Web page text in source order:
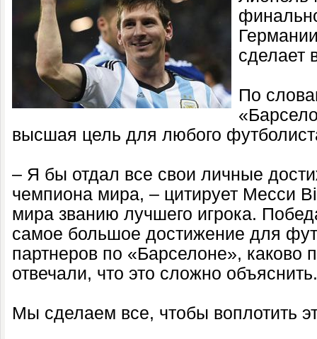
сделает
По
высшая цель для любого
– Я бы отдал все свои личные
чемпиона мира, – цитирует Месси
мира званию лучшего игрока.
самое большое достижение для
партнеров по «Барселоне»,
отвечали, что это сложно объяснить.
Мы сделаем все, чтобы воплотить